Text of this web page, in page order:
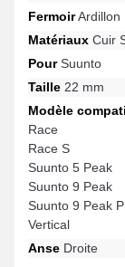
FermoirArdillon
Matériaux Cuir
PourSuunto
Taille 22 mm
Modèle
Race
Race S
Suunto 5 Peak
Suunto 9 Peak
Suunto 9 Peak
Vertical
Anse Droite